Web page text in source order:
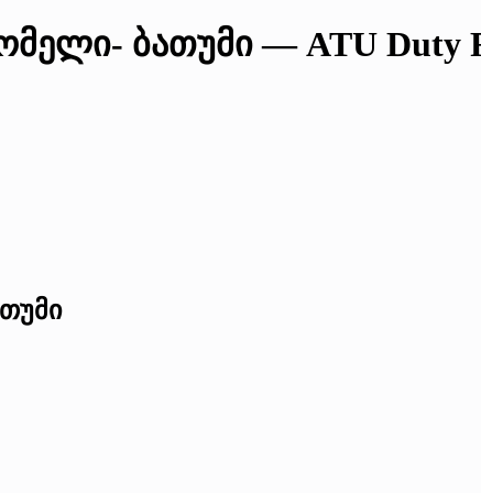
ბათუმი — ATU Duty